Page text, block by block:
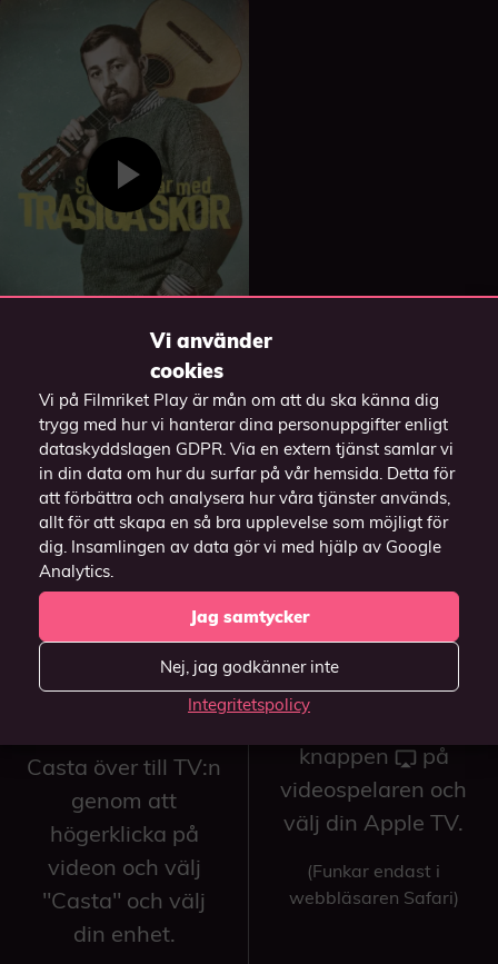
Vi använder
cookies
Vi på Filmriket Play är mån om att du ska känna dig
trygg med hur vi hanterar dina personuppgifter enligt
dataskyddslagen GDPR. Via en extern tjänst samlar vi
in din data om hur du surfar på vår hemsida. Detta för
att förbättra och analysera hur våra tjänster används,
allt för att skapa en så bra upplevelse som möjligt för
dig. Insamlingen av data gör vi med hjälp av Google
Analytics.
Jag samtycker
Nej, jag godkänner inte
Integritetspolicy
Somliga går med
trasiga skor
2023
Vill du casta till TV:n?
Har du en
Chromecast / Android
Casta över till TV:n
genom att
högerklicka på
videon och välj
"Casta" och välj
din enhet.
Har du en Apple TV?
Casta genom
knappen
på
videospelaren och
välj din Apple TV.
(Funkar endast i
webbläsaren Safari)